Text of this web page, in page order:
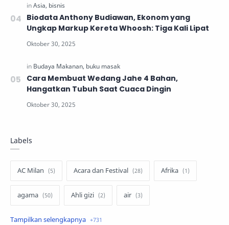
Biodata Anthony Budiawan, Ekonom yang
Ungkap Markup Kereta Whoosh: Tiga Kali Lipat
Cara Membuat Wedang Jahe 4 Bahan,
Hangatkan Tubuh Saat Cuaca Dingin
Labels
AC Milan Acara dan Festival Afrika
agama Ahli gizi air
air minum Airbnb